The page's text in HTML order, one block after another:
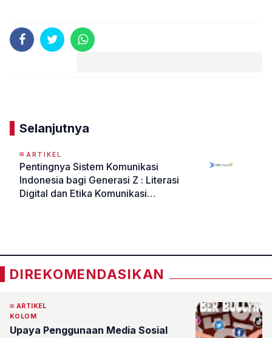
Selanjutnya
ARTIKEL
Pentingnya Sistem Komunikasi
Indonesia bagi Generasi Z : Literasi
Digital dan Etika Komunikasi
DIREKOMENDASIKAN
ARTIKEL
KOLOM
Upaya Penggunaan Media Sosial